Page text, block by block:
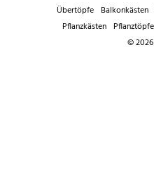
Übertöpfe Balkonkästen
Pflanzkästen Pflanztöpfe
©